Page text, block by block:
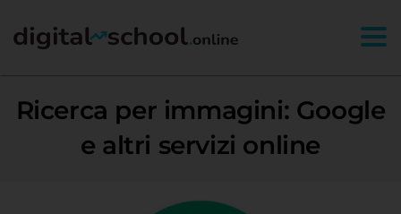
Ricerca per immagini: Google
e altri servizi online